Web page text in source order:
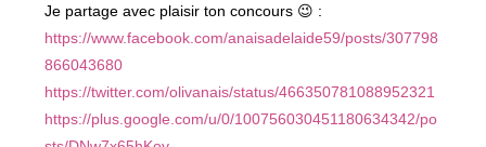
Je partage avec plaisir ton concours 😉 :
https://www.facebook.com/anaisadelaide59/posts/307798
866043680
https://twitter.com/olivanais/status/466350781088952321
https://plus.google.com/u/0/100756030451180634342/po